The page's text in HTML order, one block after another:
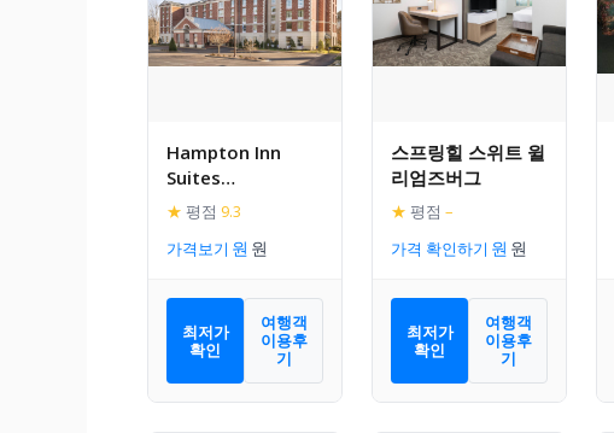
Hampton Inn
Suites
Williamsburg –
★ 평점 9.3
가격보기
최저가
확인
여행객
이용후
기
스프링힐 스위트 윌
리엄즈버그
★ 평점 –
가격 확인하기
최저가
확인
여행객
이용후
기